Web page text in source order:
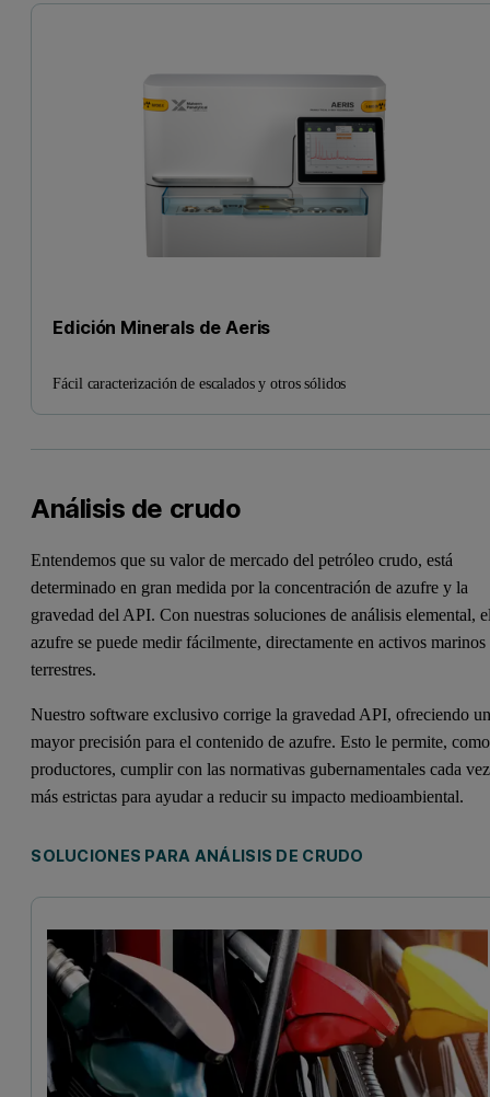
Edición Minerals de Aeris
Fácil caracterización de escalados y otros sólidos
Análisis de crudo
Entendemos que su valor de mercado del petróleo crudo, está
determinado en gran medida por la concentración de azufre y la
gravedad del API. Con nuestras soluciones de análisis elemental,
azufre se puede medir fácilmente, directamente en activos
terrestres.
Nuestro software exclusivo corrige la gravedad API, ofreciendo
mayor precisión para el contenido de azufre. Esto le permite, como
productores, cumplir con las normativas gubernamentales cada vez
más estrictas para ayudar a reducir su impacto medioambiental.
SOLUCIONES PARA ANÁLISIS DE CRUDO